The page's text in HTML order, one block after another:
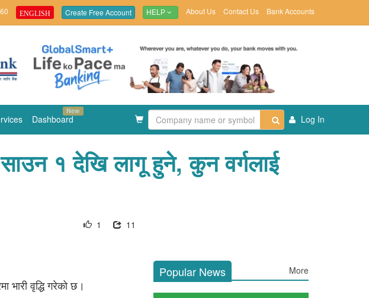
ENGLISH Create Free Account HELP About Us Contact Us Bank Accounts
Dashboard
New
Log In
१ देखि लागू हुने, कुन वर्गलाई
11
1
वृद्धि गरेको छ।
Popular News More